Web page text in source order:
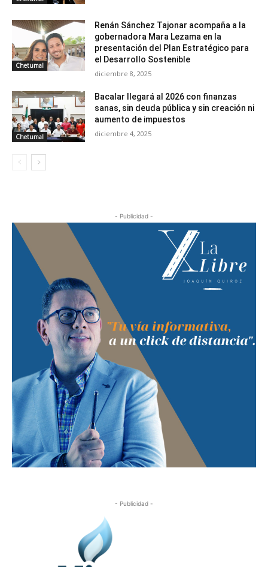
Chetumal
Renán Sánchez Tajonar acompaña a la
gobernadora Mara Lezama en la
presentación del Plan Estratégico para
el Desarrollo Sostenible
diciembre 8, 2025
Chetumal
Bacalar llegará al 2026 con finanzas
sanas, sin deuda pública y sin creación ni
aumento de impuestos
diciembre 4, 2025
- Publicidad -
- Publicidad -